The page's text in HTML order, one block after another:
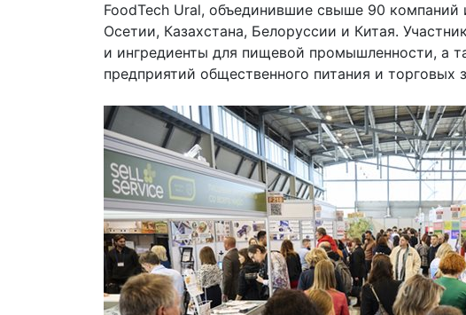
FoodTech Ural, объединившие свыше 90
Осетии, Казахстана, Белоруссии и Китая.
и ингредиенты для пищевой промышленности, а
предприятий общественного питания и торговых